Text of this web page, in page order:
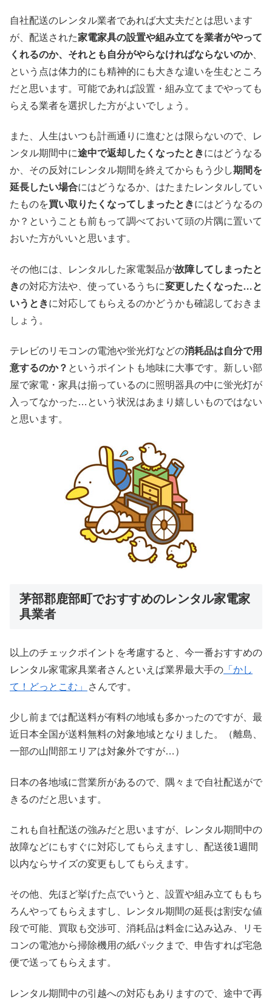
自社配送のレンタル業者であれば大丈夫だとは思います
が、配送された家電家具の設置や組み立てを業者がやって
くれるのか、それとも自分がやらなければならないのか、
という点は体力的にも精神的にも大きな違いを生むところ
だと思います。可能であれば設置・組み立てまでやっても
らえる業者を選択した方がよいでしょう。
また、人生はいつも計画通りに進むとは限らないので、レ
ンタル期間中に途中で返却したくなったときにはどうなる
か、その反対にレンタル期間を終えてからもう少し期間を
延長したい場合にはどうなるか、はたまたレンタルしてい
たものを買い取りたくなってしまったときにはどうなるの
か？ということも前もって調べておいて頭の片隅に置いて
おいた方がいいと思います。
その他には、レンタルした家電製品が故障してしまったと
きの対応方法や、使っているうちに変更したくなった…と
いうときに対応してもらえるのかどうかも確認しておきま
しょう。
テレビのリモコンの電池や蛍光灯などの消耗品は自分で用
意するのか？ というポイントも地味に大事です。新しい部
屋で家電・家具は揃っているのに照明器具の中に蛍光灯が
入ってなかった…という状況はあまり嬉しいものではない
と思います。
茅部郡鹿部町でおすすめのレンタル家電家
具業者
以上のチェックポイントを考慮すると、今一番おすすめの
レンタル家電家具業者さんといえば業界最大手の 「かし
て！どっとこむ」
さんです。
少し前までは配送料が有料の地域も多かったのですが、最
近日本全国が送料無料の対象地域となりました。（離島、
一部の山間部エリアは対象外ですが…）
日本の各地域に営業所があるので、隅々まで自社配送がで
きるのだと思います。
これも自社配送の強みだと思いますが、レンタル期間中の
故障などにもすぐに対応してもらえますし、配送後1週間
以内ならサイズの変更もしてもらえます。
その他、先ほど挙げた点でいうと、設置や組み立てももち
ろんやってもらえますし、レンタル期間の延長は割安な値
段で可能、買取も交渉可、消耗品は料金に込み込み、リモ
コンの電池から掃除機用の紙パックまで、申告すれば宅急
便で送ってもらえます。
レンタル期間中の引越への対応もありますので、途中で再